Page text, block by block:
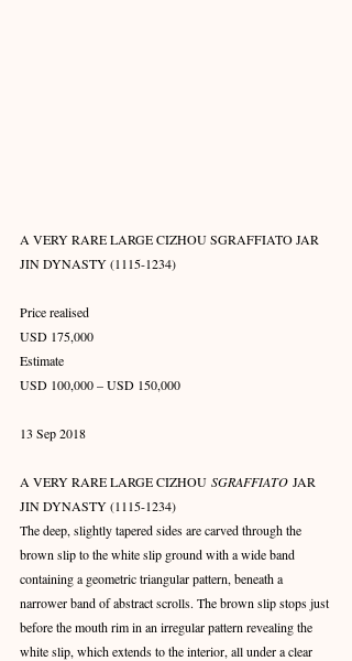
A VERY RARE LARGE CIZHOU SGRAFFIATO JAR
JIN DYNASTY (1115-1234)
Price realised
USD 175,000
Estimate
USD 100,000 – USD 150,000
13 Sep 2018
A VERY RARE LARGE CIZHOU SGRAFFIATO JAR
JIN DYNASTY (1115-1234)
The deep, slightly tapered sides are carved through the
brown slip to the white slip ground with a wide band
containing a geometric triangular pattern, beneath a
narrower band of abstract scrolls. The brown slip stops just
before the mouth rim in an irregular pattern revealing the
white slip, which extends to the interior, all under a clear